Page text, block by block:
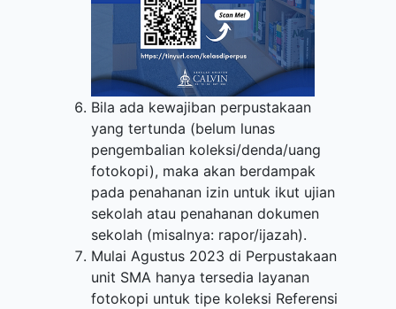
Bila ada kewajiban perpustakaan
yang tertunda (belum lunas
pengembalian koleksi/denda/uang
fotokopi), maka akan berdampak
pada penahanan izin untuk ikut ujian
sekolah atau penahanan dokumen
sekolah (misalnya: rapor/ijazah).
Mulai Agustus 2023 di Perpustakaan
unit SMA hanya tersedia layanan
fotokopi untuk tipe koleksi Referensi